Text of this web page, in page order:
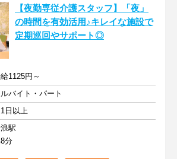
【夜勤専従介護スタッフ】「夜」
の時間を有効活用♪キレイな施設で
定期巡回やサポート◎
1125円～
バイト・パート
日以上
駅
分